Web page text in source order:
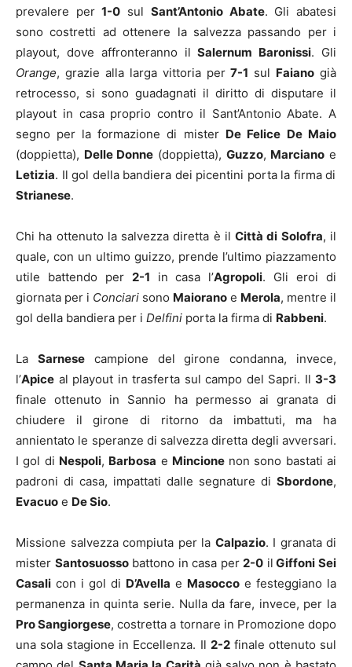
prevalere per1-0 sul Sant’Antonio Abate. Gli abatesi
sono costretti ad ottenere la salvezza passando per i
playout, dove affronteranno ilSalernum Baronissi. Gli
Orange, grazie alla larga vittoria per 7-1 sul Faiano già
retrocesso, si sono guadagnati il diritto di disputare il
playout in casa proprio contro il Sant’Antonio Abate. A
segno per la formazione di mister De Felice De Maio
(doppietta), Delle Donne (doppietta), Guzzo, Marciano e
Letizia. Il gol della bandiera dei picentini porta la firma di
Strianese.
Chi ha ottenuto la salvezza diretta è ilCittà di Solofra, il
quale, con un ultimo guizzo, prende l’ultimo piazzamento
utile battendo per 2-1 in casa l’Agropoli. Gli eroi di
giornata per i Conciari sono Maiorano e Merola, mentre il
gol della bandiera per i Delfini porta la firma di Rabbeni.
La Sarnesecampione del girone condanna, invece,
l’Apice al playout in trasferta sul campo del Sapri. Il 3-3
finale ottenuto in Sannio ha permesso ai granata di
chiudere il girone di ritorno da imbattuti, ma ha
annientato le speranze di salvezza diretta degli avversari.
I gol di Nespoli, Barbosa e Mincionenon sono bastati ai
padroni di casa, impattati dalle segnature di Sbordone,
Evacuo e De Sio.
Missione salvezza compiuta per la Calpazio. I granata di
mister Santosuossobattono in casa per 2-0 il Giffoni Sei
Casali con i gol di D’Avella e Masocco e festeggiano la
permanenza in quinta serie. Nulla da fare, invece, per la
Pro Sangiorgese, costretta a tornare in Promozione dopo
una sola stagione in Eccellenza. Il 2-2finale ottenuto sul